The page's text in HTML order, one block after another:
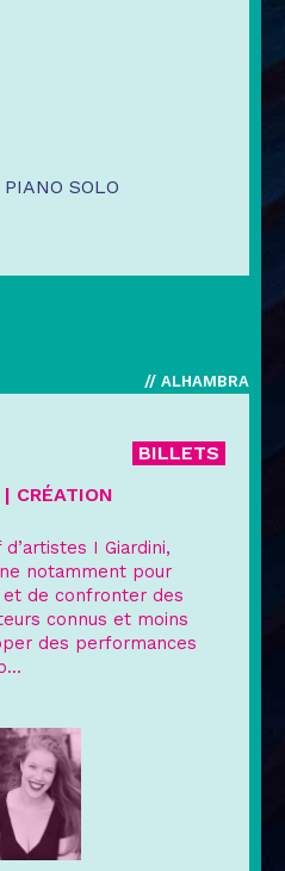
PIANO SOLO
// ALHAMBRA
BILLETS
CRÉATION
I Giardini,
notamment pour
de confronter des
connus et moins
des performances
...